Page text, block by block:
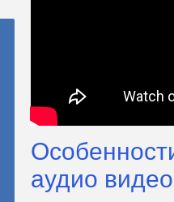
аудио